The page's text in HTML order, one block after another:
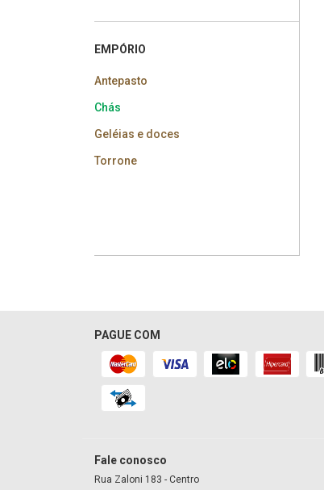
EMPÓRIO
Antepasto
Chás
Geléias e doces
Torrone
PAGUE COM
Fale conosco
Rua Zaloni 183 - Centro